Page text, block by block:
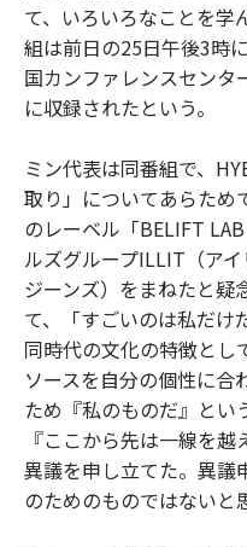
て、いろいろなことを学
組は前日の25日午後3時
国カンファレンスセンタ
に収録されたという。
ミン代表は同番組で、
取り」についてあらため
のレーベル「BELIFT
ルズグループILLIT（ア
ジーンズ）をまねたと疑
て、「すごいのは私だけ
同時代の文化の特徴とし
ソースを自分の個性に合
ため『私のものだ』とい
『ここから先は一線を越
異議を申し立てた。異議
のためのものではないと